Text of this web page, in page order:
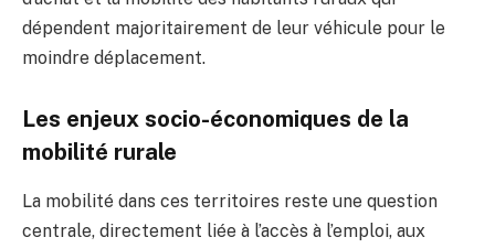
dépendent majoritairement de leur véhicule pour le
moindre déplacement.
Les enjeux socio-économiques de la
mobilité rurale
La mobilité dans ces territoires reste une question
centrale, directement liée à l’accès à l’emploi, aux